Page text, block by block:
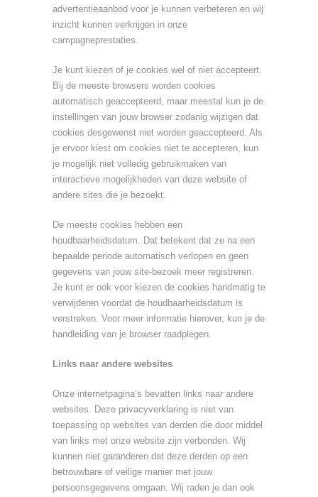
advertentieaanbod voor je kunnen verbeteren en wij
inzicht kunnen verkrijgen in onze
campagneprestaties.
Je kunt kiezen of je cookies wel of niet accepteert.
Bij de meeste browsers worden cookies
automatisch geaccepteerd, maar meestal kun je de
instellingen van jouw browser zodanig wijzigen dat
cookies desgewenst niet worden geaccepteerd. Als
je ervoor kiest om cookies niet te accepteren, kun
je mogelijk niet volledig gebruikmaken van
interactieve mogelijkheden van deze website of
andere sites die je bezoekt.
De meeste cookies hebben een
houdbaarheidsdatum. Dat betekent dat ze na een
bepaalde periode automatisch verlopen en geen
gegevens van jouw site-bezoek meer registreren.
Je kunt er ook voor kiezen de cookies handmatig te
verwijderen voordat de houdbaarheidsdatum is
verstreken. Voor meer informatie hierover, kun je de
handleiding van je browser raadplegen.
Links naar andere websites
Onze internetpagina’s bevatten links naar andere
websites. Deze privacyverklaring is niet van
toepassing op websites van derden die door middel
van links met onze website zijn verbonden. Wij
kunnen niet garanderen dat deze derden op een
betrouwbare of veilige manier met jouw
persoonsgegevens omgaan. Wij raden je dan ook